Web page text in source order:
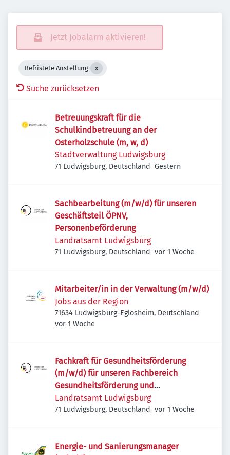
Jetzt Jobalarm aktivieren!
Befristete Anstellung
Suche zurücksetzen
Betreuungskraft für die
Schulkindbetreuung an der
Osterholzschule (m, w, d)
Stadtverwaltung Ludwigsburg
71 Ludwigsburg, Deutschland Veröffentlicht
Gestern
Sachbearbeitung (m/w/d) für unseren
Geschäftsteil ÖPNV,
Personenbeförderung
Landratsamt Ludwigsburg
71 Ludwigsburg, Deutschland Veröffentlicht
vor 1 Woche
Mitarbeiter/in in der Verwaltung (m/w/d)
Jobs aus der Region
71634 Ludwigsburg-Eglosheim, Deutschland
Veröffentlicht
vor 1 Woche
Fachkraft für Gesundheitsförderung
(m/w/d) für unseren Fachbereich
Gesundheitsförderung und
Gesundheitsplanung
Landratsamt Ludwigsburg
71 Ludwigsburg, Deutschland Veröffentlicht
vor 1 Woche
Energie- und Sanierungsmanager